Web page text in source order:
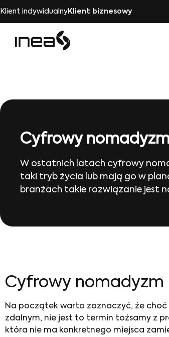
Klient indywidualnyKlient biznesowy
Cyfrowy
W ostatnich latach cyfrowy
taki tryb życia lub mają go w
branżach takie rozwiązanie jest
Cyfrowy nomadyzm
Na początek warto zaznaczyć, że choć
zdalnym, nie jest to termin tożsamy z
która nie ma konkretnego miejsca